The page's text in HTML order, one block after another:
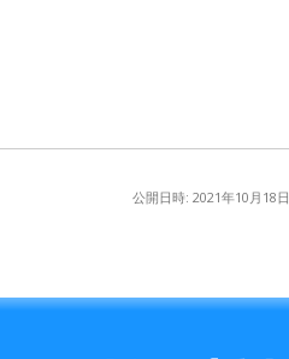
公開日時: 2021年10月18日